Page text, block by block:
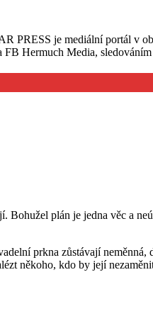
je mediální portál v
Hermuch Media,
plán je jedna věc a
prkna zůstávají
někoho, kdo by její